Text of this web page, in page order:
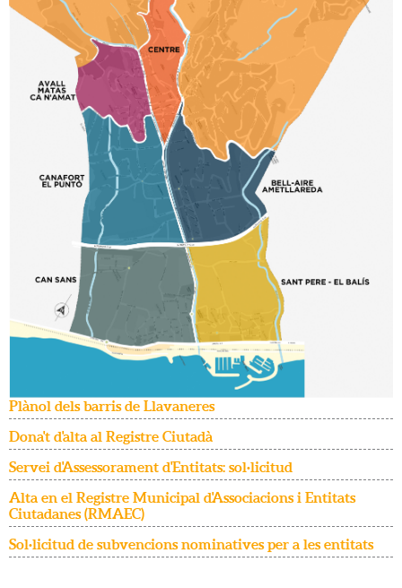
Plànol dels barris de Llavaneres
Dona't d'alta al Registre Ciutadà
Servei d'Assessorament d'Entitats: sol·licitud
Alta en el Registre Municipal d'Associacions i Entitats
Ciutadanes (RMAEC)
Sol·licitud de subvencions nominatives per a les entitats